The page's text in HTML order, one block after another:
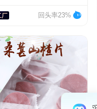
回头率23%